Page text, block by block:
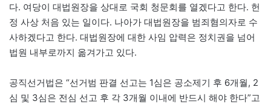
다. 여당이 대법원장을 상대로 국회 청문회를 열겠다고 한다. 헌
정 사상 처음 있는 일이다. 나아가 대법원장을 범죄혐의자로 수
사하겠다고 한다. 대법원장에 대한 사임 압력은 정치권을 넘어
법원 내부로까지 옮겨가고 있다.
공직선거법은 “선거범 판결 선고는 1심은 공소제기 후 6개월, 2
심 및 3심은 전심 선고 후 각 3개월 이내에 반드시 해야 한다”고